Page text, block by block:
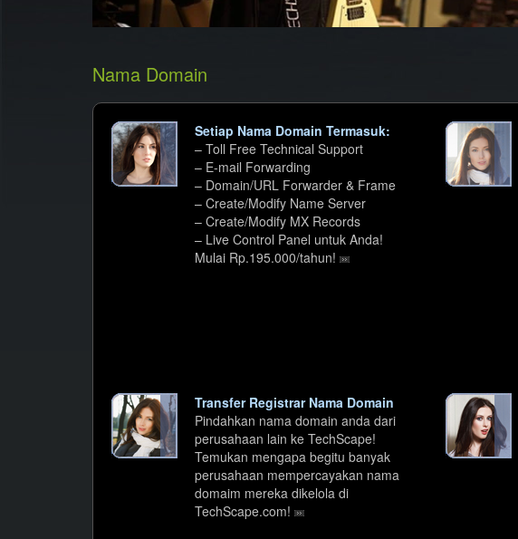
Nama Domain
Setiap Nama Domain Termasuk:
– Toll Free Technical Support
– E-mail Forwarding
– Domain/URL Forwarder & Frame
– Create/Modify Name Server
– Create/Modify MX Records
– Live Control Panel untuk Anda!
Mulai Rp.195.000/tahun!
Transfer Registrar Nama Domain
Pindahkan nama domain anda dari
perusahaan lain ke TechScape!
Temukan mengapa begitu banyak
perusahaan mempercayakan nama
domaim mereka dikelola di
TechScape.com!